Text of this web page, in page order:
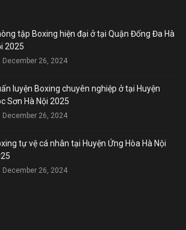
tập Boxing hiện đại ở tại Quận Đống Đa Hà
2025
December 26, 2024
luyện Boxing chuyên nghiệp ở tại Huyện
Sơn Hà Nội 2025
December 26, 2024
tự vệ cá nhân tại Huyện Ứng Hòa Hà Nội
December 26, 2024